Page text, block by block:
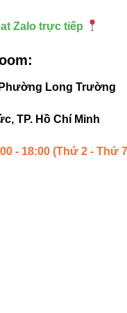
Chiếu
Zalo trực tiếp
Long Trường
TP. Hồ Chí Minh
- 18:00 (Thứ 2 - Thứ